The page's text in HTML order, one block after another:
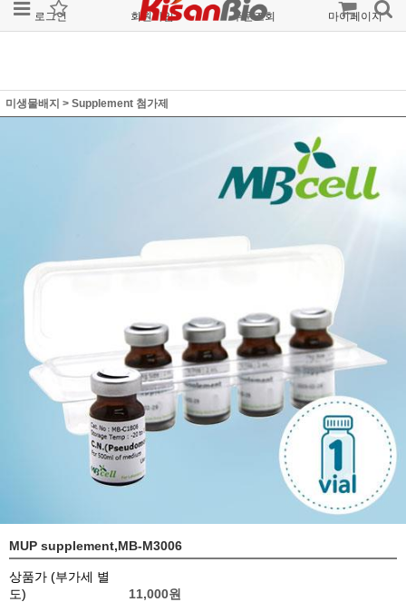
로그인 회원가입 주문조회 마이페이지
미생물배지 > Supplement 첨가제
MUP supplement,MB-M3006
상품가 (부가세 별
도)
11,000원